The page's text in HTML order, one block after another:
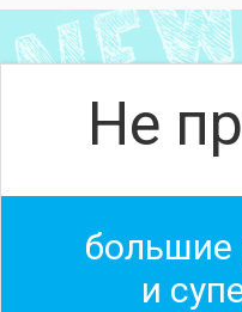
Не
и